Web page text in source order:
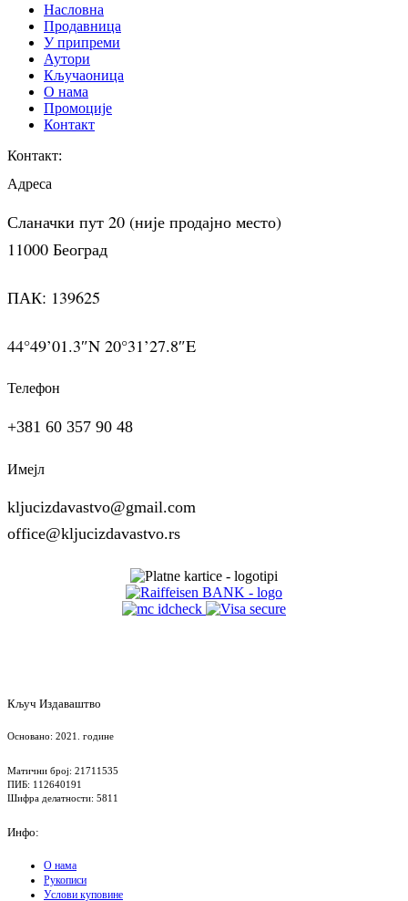
Насловна
Продавница
У припреми
Аутори
Кључаоница
О нама
Промоције
Контакт
Контакт:
Адреса
Сланачки пут 20 (није продајно место)
11000 Београд
ПАК: 139625
44°49’01.3″N 20°31’27.8″E
Телефон
+381 60 357 90 48
Имејл
kljucizdavastvo@gmail.com
office@kljucizdavastvo.rs
Кључ Издаваштво
Основано: 2021. године
Матични број: 21711535
ПИБ: 112640191
Шифра делатности: 5811
Инфо:
О нама
Рукописи
Услови куповине